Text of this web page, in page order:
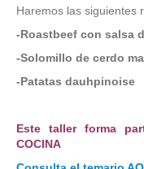
Haremos las siguientes
-Roastbeef con salsa
-Solomillo de cerdo
-Patatas dauhpinoise
Este taller forma
COCINA